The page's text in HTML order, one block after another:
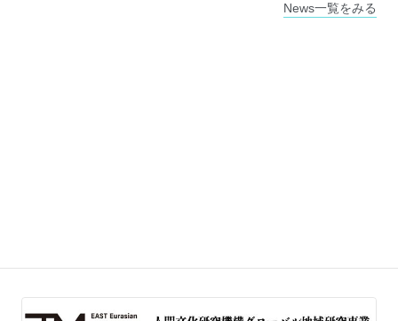
News一覧をみる